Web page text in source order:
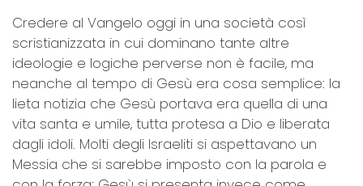
Credere al Vangelo oggi in una società così
scristianizzata in cui dominano tante altre
ideologie e logiche perverse non è facile, ma
neanche al tempo di Gesù era cosa semplice: la
lieta notizia che Gesù portava era quella di una
vita santa e umile, tutta protesa a Dio e liberata
dagli idoli. Molti degli Israeliti si aspettavano un
Messia che si sarebbe imposto con la parola e